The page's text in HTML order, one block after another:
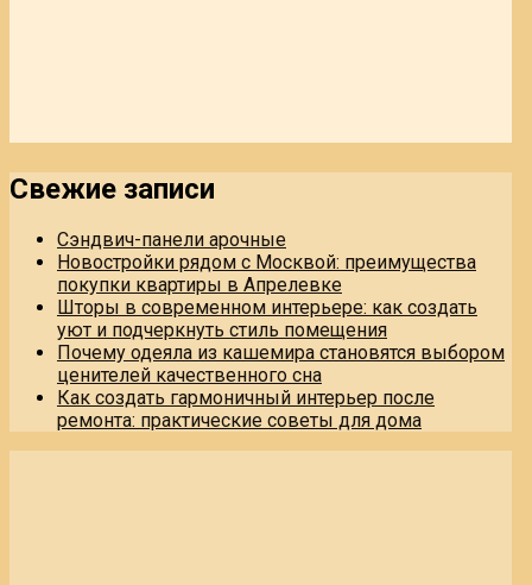
Свежие записи
Сэндвич-панели арочные
Новостройки рядом с Москвой: преимущества
покупки квартиры в Апрелевке
Шторы в современном интерьере: как создать
уют и подчеркнуть стиль помещения
Почему одеяла из кашемира становятся выбором
ценителей качественного сна
Как создать гармоничный интерьер после
ремонта: практические советы для дома